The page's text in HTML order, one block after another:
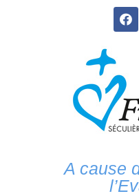
A cause